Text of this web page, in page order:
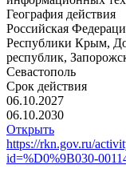
География действия
Российская
Республики Крым,
республик,
Севастополь
Срок действия
06.10.2027
06.10.2030
Открыть
https://rkn.gov.ru/
id=%D0%9B030-